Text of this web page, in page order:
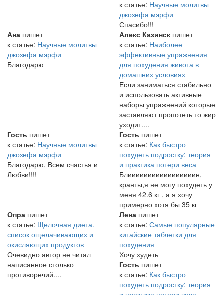
к статье: Научные молитвы
джозефа мэрфи
Спасибо!!!
Ана пишет
к статье: Научные молитвы
джозефа мэрфи
Благодарю
Алекс Казинск пишет
к статье: Наиболее
эффективные упражнения
для похудения живота в
домашних условиях
Если заниматься стабильно
и использовать активные
наборы упражнений которые
заставляют пропотеть то жир
уходит....
Гость пишет
к статье: Научные молитвы
джозефа мэрфи
Благодарю, Всем счастья и
Любви!!!!
Гость пишет
к статье: Как быстро
похудеть подростку: теория
и практика потери веса
Блииииииииииииииииин,
кранты,я не могу похудеть у
меня 42.6 кг , а я хочу
примерно хотя бы 35 кг
Опра пишет
к статье: Щелочная диета.
список ощелачивающих и
окисляющих продуктов
Очевидно автор не читал
написанное столько
противоречий....
Лена пишет
к статье: Самые популярные
китайские таблетки для
похудения
Хочу худеть
Гость пишет
к статье: Как быстро
похудеть подростку: теория